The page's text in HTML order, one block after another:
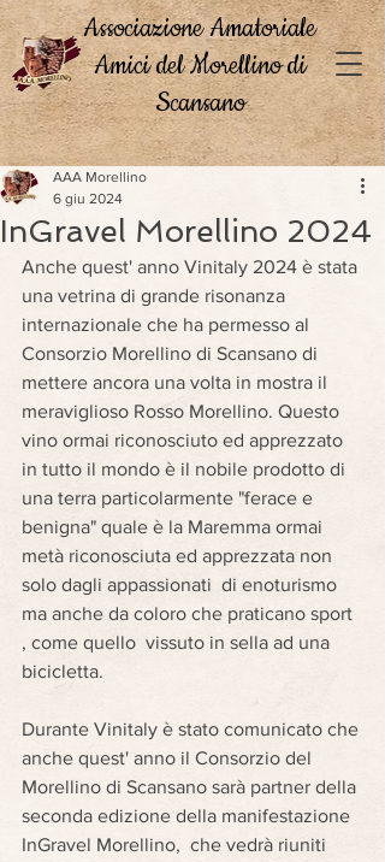
Associazione Amatoriale
Amici del Morellino di
Scansano
InGravel Morellino 2024
AAA Morellino
6 giu 2024
Anche quest' anno Vinitaly 2024 è stata
una vetrina di grande risonanza
internazionale che ha permesso al
Consorzio Morellino di Scansano di
mettere ancora una volta in mostra il
meraviglioso Rosso Morellino. Questo
vino ormai riconosciuto ed apprezzato
in tutto il mondo è il nobile prodotto di
una terra particolarmente "ferace e
benigna" quale è la Maremma ormai
metà riconosciuta ed apprezzata non
solo dagli appassionati  di enoturismo
ma anche da coloro che praticano sport
, come quello  vissuto in sella ad una
bicicletta.
Durante Vinitaly è stato comunicato che
anche quest' anno il Consorzio del
Morellino di Scansano sarà partner della
seconda edizione della manifestazione
InGravel Morellino,  che vedrà riuniti